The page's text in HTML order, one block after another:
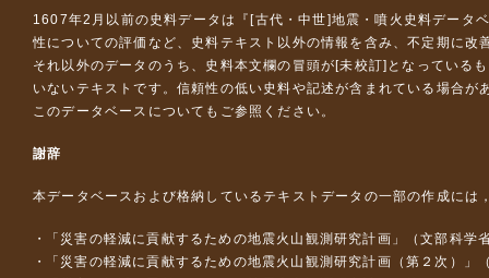
1607年2月以前の史料データは『 [古代・中世]地震・噴火史料データ
性についての評価など、史料テキスト以外の情報を含み、不定期に改
それ以外のデータのうち、史料本文欄の冒頭が[未校訂]となっている
いないテキストです。信頼性の低い史料や記述が含まれている場合が
このデータベースについて もご参照ください。
謝辞
本データベースおよび格納しているテキストデータの一部の作成には
「災害の軽減に貢献するための地震火山観測研究計画」（文部科学
「災害の軽減に貢献するための地震火山観測研究計画（第２次）」